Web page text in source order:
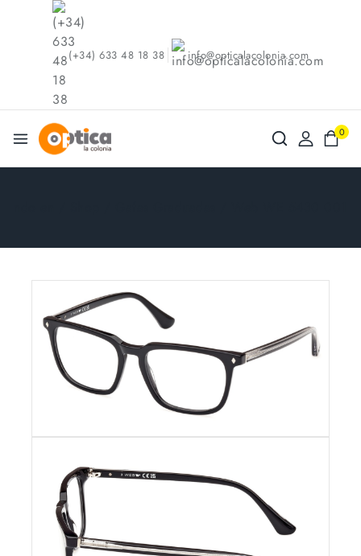
(+34) 633 48 18 38 info@opticalacolonia.com
0